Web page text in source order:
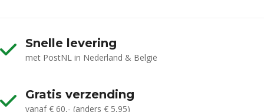
Snelle levering
met PostNL in Nederland & België
Gratis verzending
vanaf € 60,- (anders € 5,95)